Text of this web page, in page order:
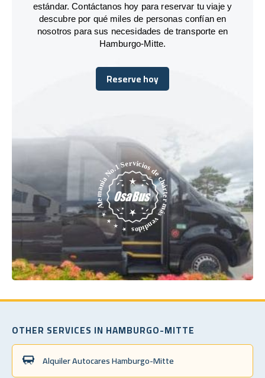
estándar. Contáctanos hoy para reservar tu viaje y
descubre por qué miles de personas confían en
nosotros para sus necesidades de transporte en
Hamburgo-Mitte.
Reserve hoy
Reserve hoy
OTHER SERVICES IN HAMBURGO-MITTE
Alquiler Autocares Hamburgo-Mitte